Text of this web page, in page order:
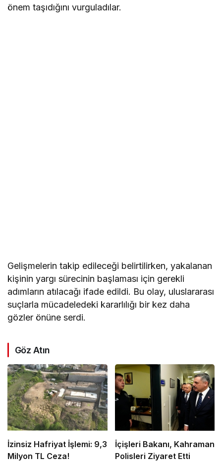
önem taşıdığını vurguladılar.
Gelişmelerin takip edileceği belirtilirken, yakalanan
kişinin yargı sürecinin başlaması için gerekli
adımların atılacağı ifade edildi. Bu olay, uluslararası
suçlarla mücadeledeki kararlılığı bir kez daha
gözler önüne serdi.
Göz Atın
İzinsiz Hafriyat İşlemi: 9,3
Milyon TL Ceza!
İçişleri Bakanı, Kahraman
Polisleri Ziyaret Etti